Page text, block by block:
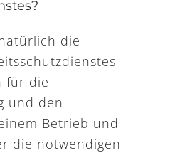
des zuständigen
sowie
an der
mitgewirkt
die
für die
und den
Betrieb und
die notwendigen